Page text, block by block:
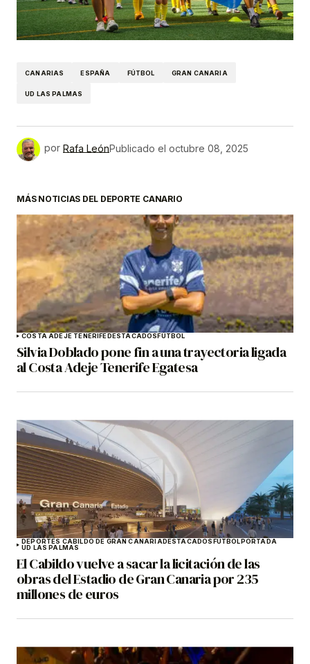
CANARIAS ESPAÑA FÚTBOL GRAN CANARIA
UD LAS PALMAS
por Rafa LeónPublicado el octubre 08, 2025
MÁS NOTICIAS DEL DEPORTE CANARIO
COSTA ADEJE TENERIFEDESTACADOSFÚTBOL
Silvia Doblado pone fin a una trayectoria ligada
al Costa Adeje Tenerife Egatesa
DEPORTES CABILDO DE GRAN CANARIADESTACADOSFÚTBOLPORTADA
UD LAS PALMAS
El Cabildo vuelve a sacar la licitación de las
obras del Estadio de Gran Canaria por 235
millones de euros